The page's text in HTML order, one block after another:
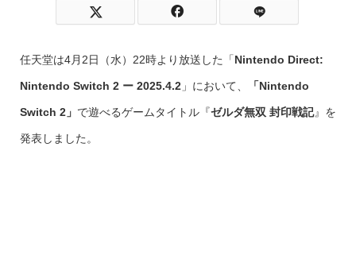
任天堂は4月2日（水）22時より放送した「Nintendo Direct:
Nintendo Switch 2 ー 2025.4.2」において、 「Nintendo
Switch 2」 で遊べるゲームタイトル『ゼルダ無双 封印戦記』を
発表しました。